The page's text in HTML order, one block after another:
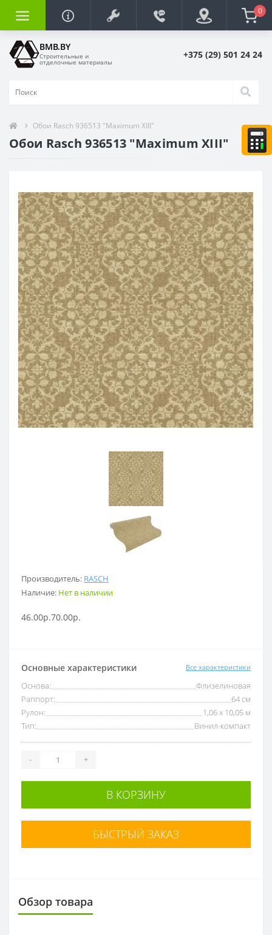
0
BMB.BY
Строительные и
отделочные материалы
+375 (29) 501 24 24
Обои Rasch 936513 "Maximum XIII"
Обои Rasch 936513 "Maximum XIII"
Производитель: RASCH
Наличие: Нет в наличии
46.00р.70.00р.
Основные характеристики Все характеристики
Основа:
Флизелиновая
Раппорт:
64 см
Рулон:
1,06 x 10,05 м
Тип:
Винил-компакт
- +
В КОРЗИНУ
БЫСТРЫЙ ЗАКАЗ
Обзор товара